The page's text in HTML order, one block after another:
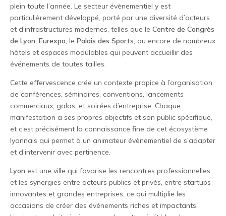
plein toute l’année. Le secteur évènementiel y est
particulièrement développé, porté par une diversité d’acteurs
et d’infrastructures modernes, telles que le Centre de Congrès
de Lyon, Eurexpo, le Palais des Sports, ou encore de nombreux
hôtels et espaces modulables qui peuvent accueillir des
événements de toutes tailles.
Cette effervescence crée un contexte propice à l’organisation
de conférences, séminaires, conventions, lancements
commerciaux, galas, et soirées d’entreprise. Chaque
manifestation a ses propres objectifs et son public spécifique,
et c’est précisément la connaissance fine de cet écosystème
lyonnais qui permet à un animateur évènementiel de s’adapter
et d’intervenir avec pertinence.
Lyon est une ville qui favorise les rencontres professionnelles
et les synergies entre acteurs publics et privés, entre startups
innovantes et grandes entreprises, ce qui multiplie les
occasions de créer des événements riches et impactants.